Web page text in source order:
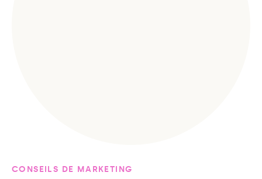
CONSEILS DE MARKETING